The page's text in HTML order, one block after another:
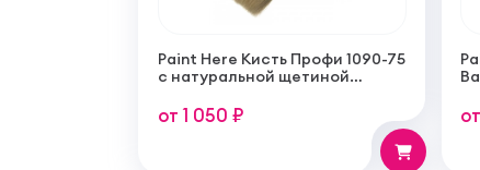
Paint Here Кисть Профи 1090-75
с натуральной щетиной
от 1 050 ₽